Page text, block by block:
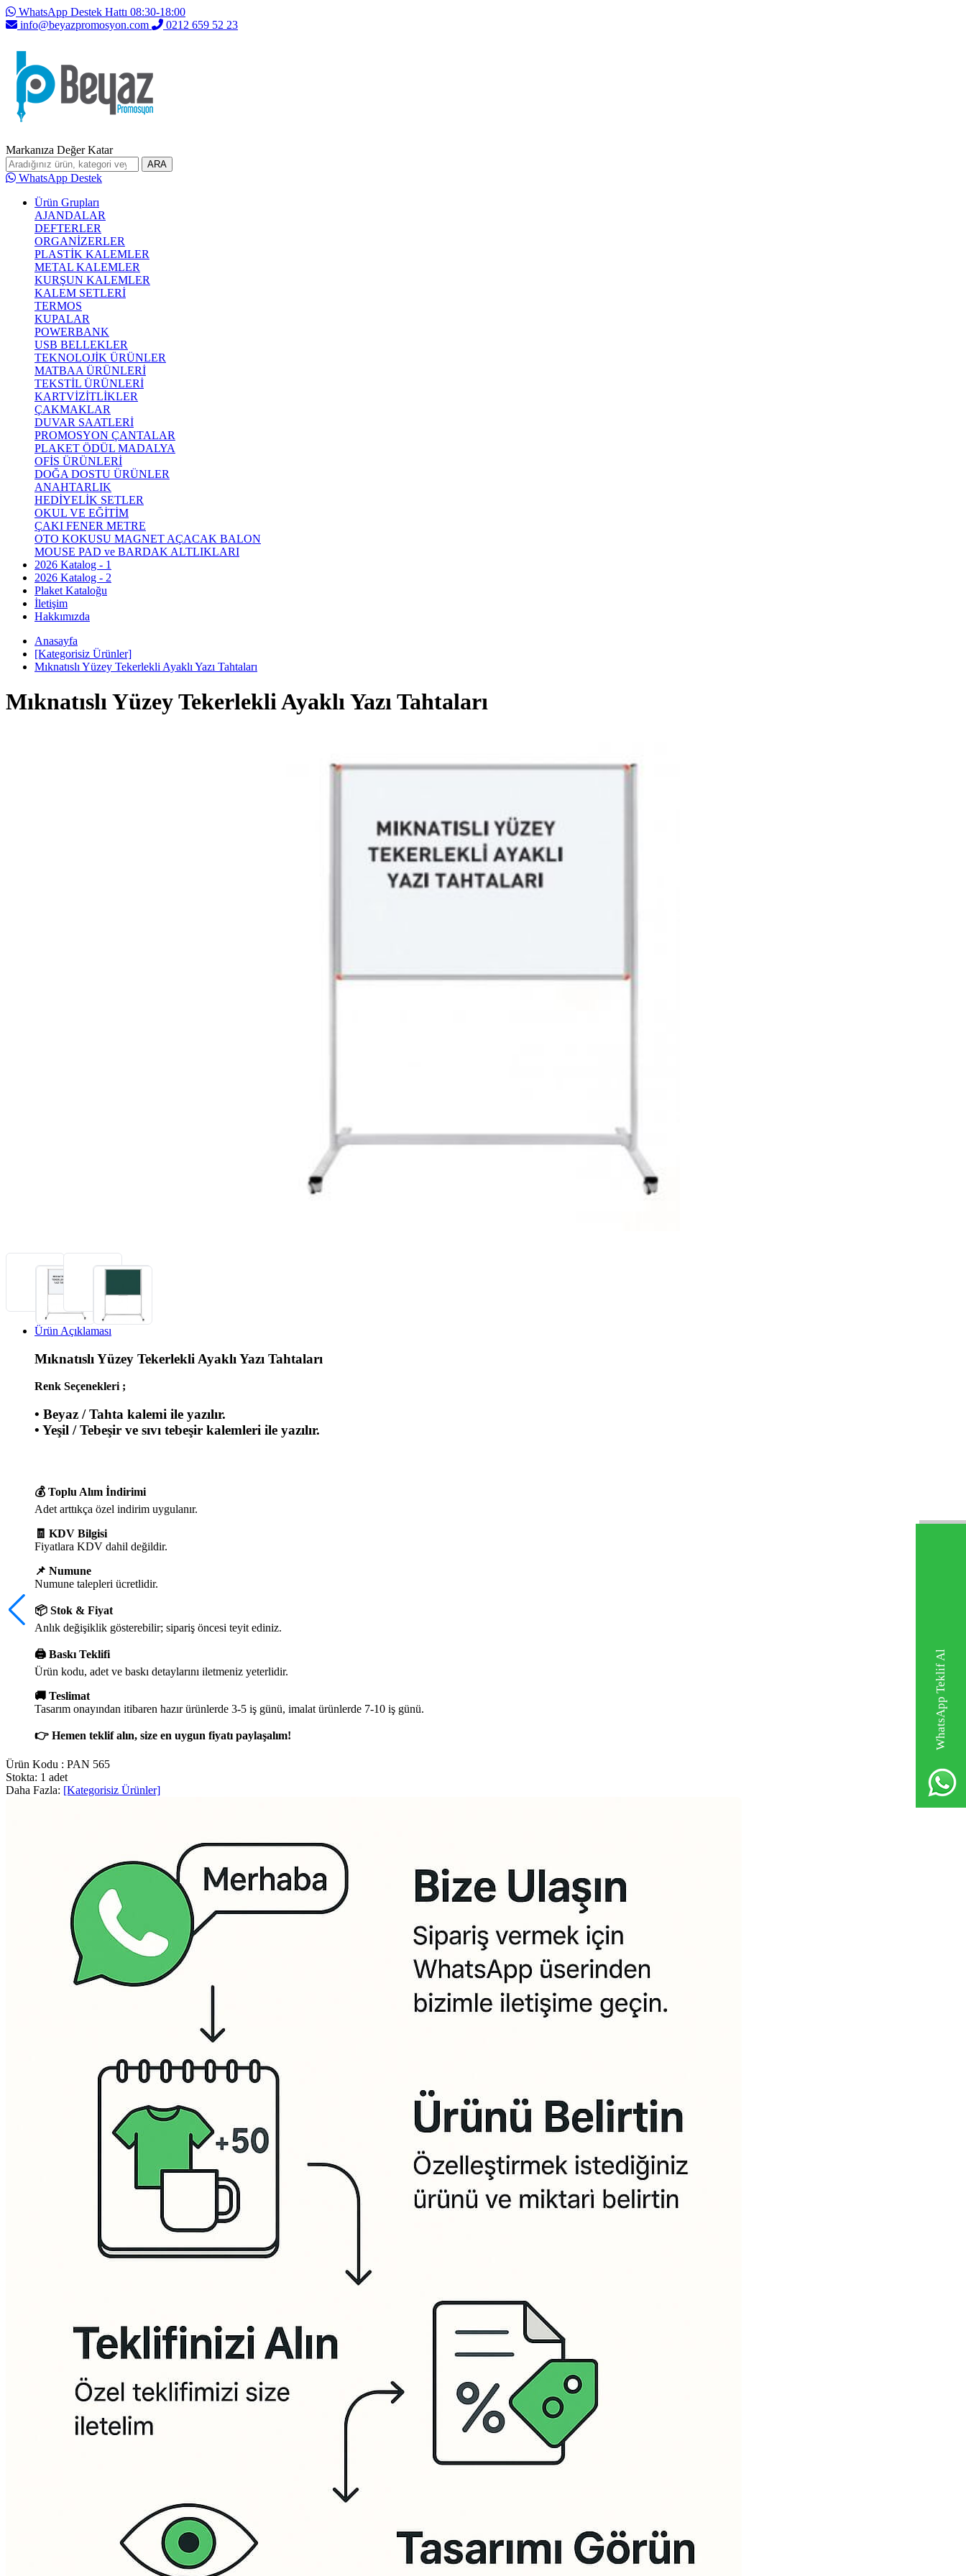
WhatsApp Teklif Al
WhatsApp Destek Hattı 08:30-18:00
info@beyazpromosyon.com
0212 659 52 23
Markanıza Değer Katar
ARA
WhatsApp Destek
Ürün Grupları
AJANDALAR
DEFTERLER
ORGANİZERLER
PLASTİK KALEMLER
METAL KALEMLER
KURŞUN KALEMLER
KALEM SETLERİ
TERMOS
KUPALAR
POWERBANK
USB BELLEKLER
TEKNOLOJİK ÜRÜNLER
MATBAA ÜRÜNLERİ
TEKSTİL ÜRÜNLERİ
KARTVİZİTLİKLER
ÇAKMAKLAR
DUVAR SAATLERİ
PROMOSYON ÇANTALAR
PLAKET ÖDÜL MADALYA
OFİS ÜRÜNLERİ
DOĞA DOSTU ÜRÜNLER
ANAHTARLIK
HEDİYELİK SETLER
OKUL VE EĞİTİM
ÇAKI FENER METRE
OTO KOKUSU MAGNET AÇACAK BALON
MOUSE PAD ve BARDAK ALTLIKLARI
2026 Katalog - 1
2026 Katalog - 2
Plaket Kataloğu
İletişim
Hakkımızda
Anasayfa
[Kategorisiz Ürünler]
Mıknatıslı Yüzey Tekerlekli Ayaklı Yazı Tahtaları
Mıknatıslı Yüzey Tekerlekli Ayaklı Yazı Tahtaları
Ürün Açıklaması
Mıknatıslı Yüzey Tekerlekli Ayaklı Yazı Tahtaları
Renk Seçenekleri ;
• Beyaz / Tahta kalemi ile yazılır.
• Yeşil / Tebeşir ve sıvı tebeşir kalemleri ile yazılır.
💰 Toplu Alım İndirimi
Adet arttıkça özel indirim uygulanır.
🧾 KDV Bilgisi
Fiyatlara KDV dahil değildir.
📌 Numune
Numune talepleri ücretlidir.
📦 Stok & Fiyat
Anlık değişiklik gösterebilir; sipariş öncesi teyit ediniz.
🖨️ Baskı Teklifi
Ürün kodu, adet ve baskı detaylarını iletmeniz yeterlidir.
🚚 Teslimat
Tasarım onayından itibaren hazır ürünlerde 3-5 iş günü, imalat ürünlerde 7-10 iş günü.
👉 Hemen teklif alın, size en uygun fiyatı paylaşalım!
Ürün Kodu : PAN 565
Stokta: 1 adet
Daha Fazla: [Kategorisiz Ürünler]